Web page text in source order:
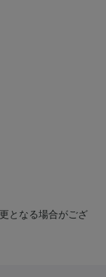
となる場合がござ